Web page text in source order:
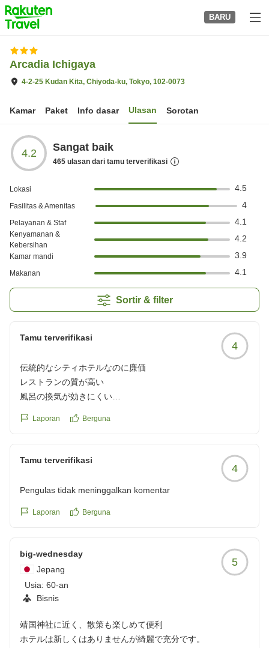
to
top
page
BARU
Arcadia Ichigaya
4-2-25 Kudan Kita, Chiyoda-ku, Tokyo, 102-0073
Kamar Paket Info dasar Ulasan Sorotan
4.2 Sangat baik
465 ulasan dari tamu terverifikasi
Lokasi 4.5
Fasilitas & Amenitas 4
Pelayanan & Staf 4.1
Kenyamanan &
Kebersihan
4.2
Kamar mandi 3.9
Makanan 4.1
Sortir & filter
Tamu terverifikasi
4
伝統的なシティホテルなのに廉価
レストランの質が高い
風呂の換気が効きにくい
reviewId=33123478582595
Laporan Berguna
Tamu terverifikasi
4
Pengulas tidak meninggalkan komentar
Laporan Berguna
big-wednesday
Jepang
Usia: 60-an
Bisnis
5
靖国神社に近く、散策も楽しめて便利
ホテルは新しくはありませんが綺麗で充分です。